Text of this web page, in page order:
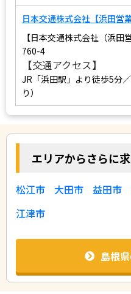
日本交通株式会社【浜田営業
【日本交通株式会社（浜
760-4
【交通アクセス】
JR「浜田駅」より徒歩5分
り）
エリアからさらに
松江市 大田市 益田市
江津市
島根